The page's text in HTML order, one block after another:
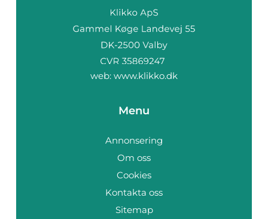
web: www.klikko.dk
Menu
Annonsering
Om oss
Cookies
Kontakta oss
Sitemap